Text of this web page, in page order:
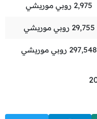
2,975 روبي موريشي
29,755 روبي موريشي
297,548 روبي موريشي